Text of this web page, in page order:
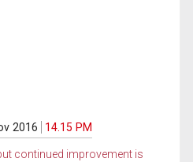
2016 14.15 PM
continued improvement is